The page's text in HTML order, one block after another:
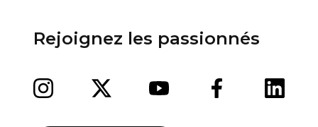
Rejoignez les passionnés